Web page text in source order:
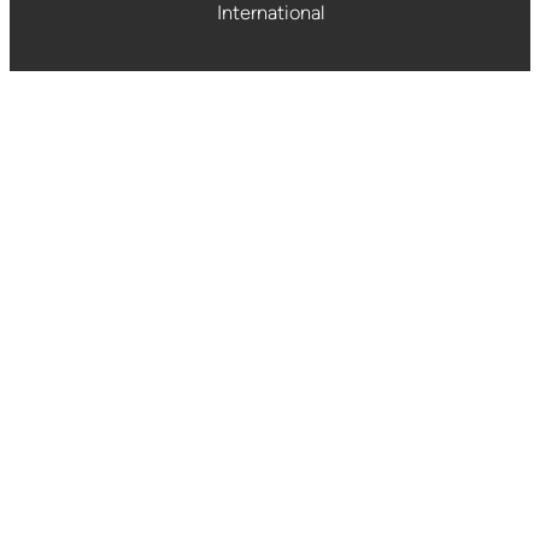
International